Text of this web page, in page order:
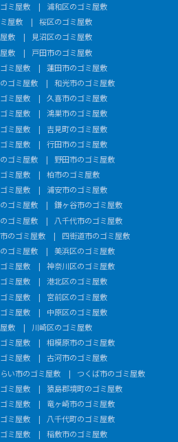
ミ屋敷
浦和区のゴミ屋敷
屋敷
桜区のゴミ屋敷
敷
見沼区のゴミ屋敷
敷
戸田市のゴミ屋敷
ミ屋敷
蓮田市のゴミ屋敷
ゴミ屋敷
和光市のゴミ屋敷
ミ屋敷
久喜市のゴミ屋敷
ミ屋敷
鴻巣市のゴミ屋敷
ミ屋敷
吉見町のゴミ屋敷
ミ屋敷
行田市のゴミ屋敷
ゴミ屋敷
野田市のゴミ屋敷
ミ屋敷
柏市のゴミ屋敷
ミ屋敷
浦安市のゴミ屋敷
ゴミ屋敷
鎌ヶ谷市のゴミ屋敷
ゴミ屋敷
八千代市のゴミ屋敷
のゴミ屋敷
四街道市のゴミ屋敷
ゴミ屋敷
美浜区のゴミ屋敷
ミ屋敷
神奈川区のゴミ屋敷
ミ屋敷
港北区のゴミ屋敷
ミ屋敷
宮前区のゴミ屋敷
ミ屋敷
中原区のゴミ屋敷
敷
川崎区のゴミ屋敷
ミ屋敷
相模原市のゴミ屋敷
ミ屋敷
古河市のゴミ屋敷
い市のゴミ屋敷
つくば市のゴミ屋敷
ミ屋敷
猿島郡境町のゴミ屋敷
ミ屋敷
竜ヶ崎市のゴミ屋敷
ミ屋敷
八千代町のゴミ屋敷
ミ屋敷
稲敷市のゴミ屋敷